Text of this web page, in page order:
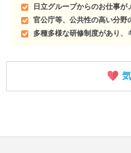
日立グループからのお仕事が
官公庁等、公共性の高い分野
多種多様な研修制度があり、